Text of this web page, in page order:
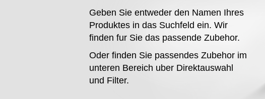
Geben Sie entweder den Namen Ihres
Produktes in das Suchfeld ein. Wir
finden fur Sie das passende Zubehor.
Oder finden Sie passendes Zubehor im
unteren Bereich uber Direktauswahl
und Filter.